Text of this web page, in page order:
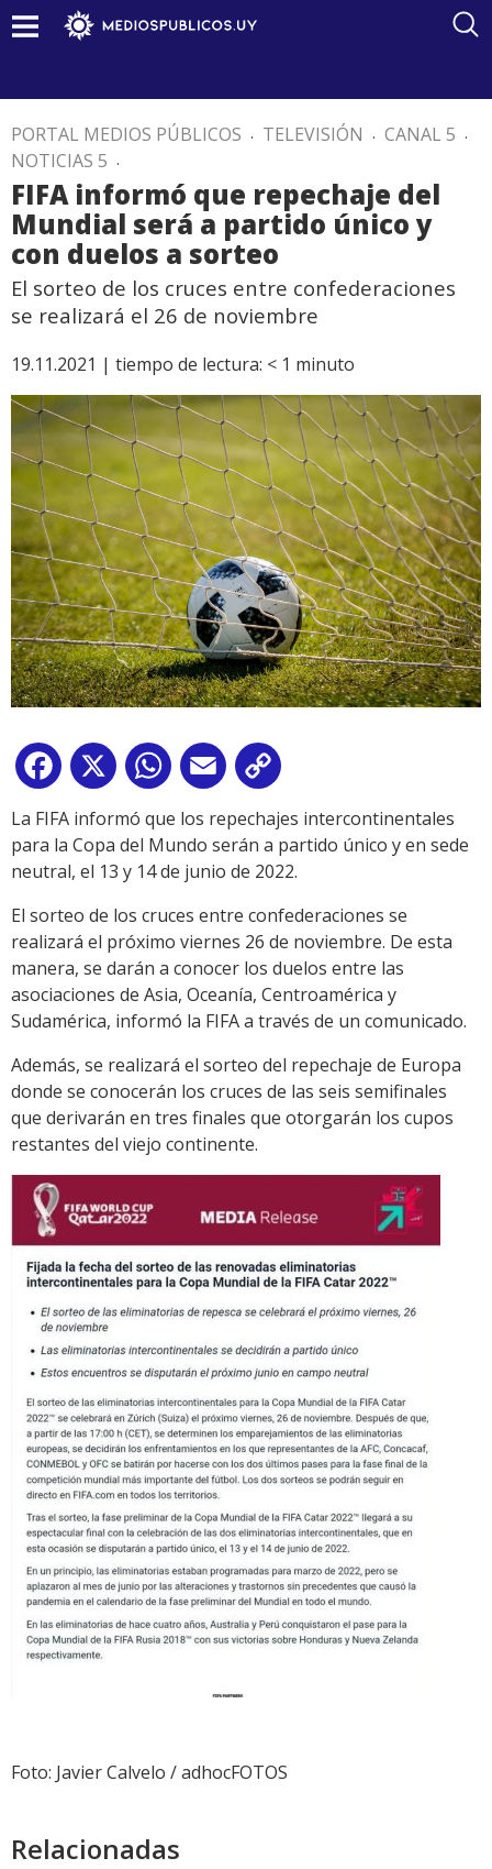
PORTAL MEDIOS PÚBLICOS . TELEVISIÓN . CANAL 5 .
NOTICIAS 5 .
FIFA informó que repechaje del
Mundial será a partido único y
con duelos a sorteo
El sorteo de los cruces entre confederaciones
se realizará el 26 de noviembre
19.11.2021 | tiempo de lectura: < 1 minuto
Facebook
X WhatsApp
Email
Link
La FIFA informó que los repechajes intercontinentales
para la Copa del Mundo serán a partido único y en sede
neutral, el 13 y 14 de junio de 2022.
El sorteo de los cruces entre confederaciones se
realizará el próximo viernes 26 de noviembre. De esta
manera, se darán a conocer los duelos entre las
asociaciones de Asia, Oceanía, Centroamérica y
Sudamérica, informó la FIFA a través de un comunicado.
Además, se realizará el sorteo del repechaje de Europa
donde se conocerán los cruces de las seis semifinales
que derivarán en tres finales que otorgarán los cupos
restantes del viejo continente.
Foto: Javier Calvelo / adhocFOTOS
Relacionadas